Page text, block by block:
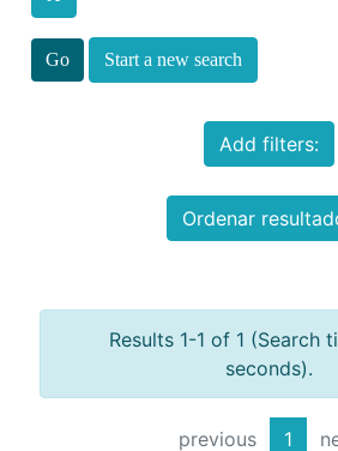
Start a new search
Add filters:
Ordenar
Results 1-1 of 1 (Search
seconds).
previous 1